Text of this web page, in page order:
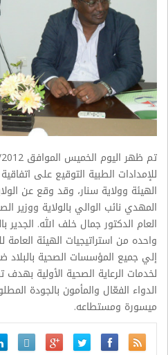
للإمدادات الطبية التوقيع على
الهيئة وولاية سنار، وقد وقع عن
المهدي نائب الوالي بالولاية ووزير
العام الدكتور جمال خلف الله.
واحده من استراتيجيات الهيئة العامة
إلي جميع المؤسسات الصحية بالبلاد
لخدمات الرعاية الصحية الأولية
الدواء الفعّال والمأمون بالجودة
ميسورة ومستطاعه.